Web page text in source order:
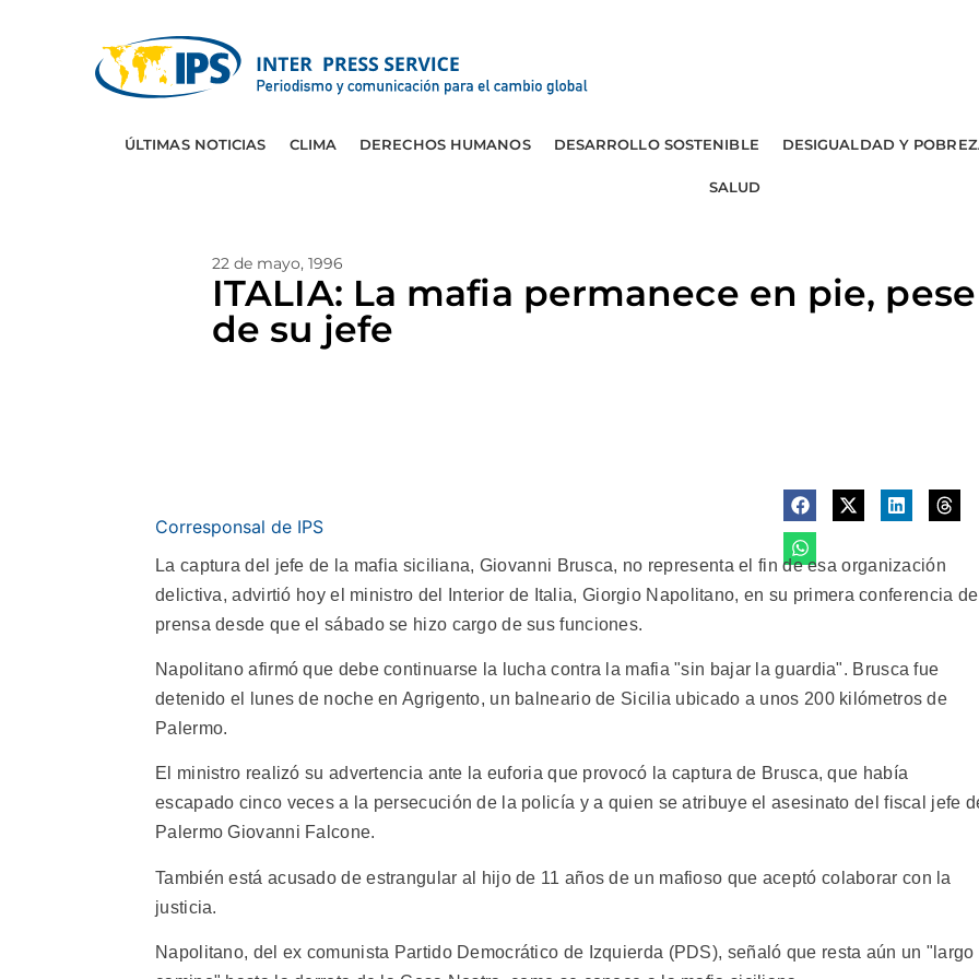
ÚLTIMAS NOTICIAS CLIMA DERECHOS HUMANOS DESARROLLO SOSTENIBLE DESIGUALDAD Y
SALUD
22 de mayo, 1996
ITALIA: La mafia permanece en pie,
de su jefe
Corresponsal de IPS
La captura del jefe de la mafia siciliana, Giovanni Brusca, no representa el fin de esa organización
delictiva, advirtió hoy el ministro del Interior de Italia, Giorgio Napolitano, en su primera conferencia de
prensa desde que el sábado se hizo cargo de sus funciones.
Napolitano afirmó que debe continuarse la lucha contra la mafia "sin bajar la guardia". Brusca fue
detenido el lunes de noche en Agrigento, un balneario de Sicilia ubicado a unos 200 kilómetros de
Palermo.
El ministro realizó su advertencia ante la euforia que provocó la captura de Brusca, que había
escapado cinco veces a la persecución de la policía y a quien se atribuye el asesinato del fiscal jefe
Palermo Giovanni Falcone.
También está acusado de estrangular al hijo de 11 años de un mafioso que aceptó colaborar con la
justicia.
Napolitano, del ex comunista Partido Democrático de Izquierda (PDS), señaló que resta aún un "largo